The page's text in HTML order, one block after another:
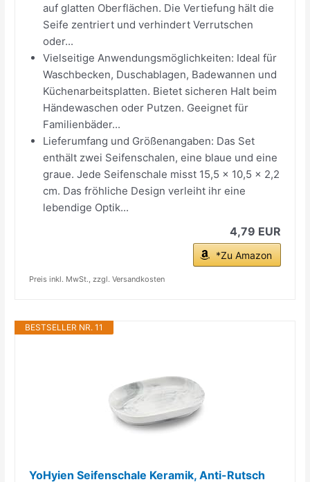
auf glatten Oberflächen. Die Vertiefung hält die
Seife zentriert und verhindert Verrutschen
oder...
Vielseitige Anwendungsmöglichkeiten: Ideal für
Waschbecken, Duschablagen, Badewannen und
Küchenarbeitsplatten. Bietet sicheren Halt beim
Händewaschen oder Putzen. Geeignet für
Familienbäder...
Lieferumfang und Größenangaben: Das Set
enthält zwei Seifenschalen, eine blaue und eine
graue. Jede Seifenschale misst 15,5 x 10,5 x 2,2
cm. Das fröhliche Design verleiht ihr eine
lebendige Optik...
4,79 EUR
*Zu Amazon
Preis inkl. MwSt., zzgl. Versandkosten
BESTSELLER NR. 11
YoHyien Seifenschale Keramik, Anti-Rutsch